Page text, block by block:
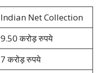
Indian Net Collection
9.50 करोड़ रुपये
7 करोड़ रुपये